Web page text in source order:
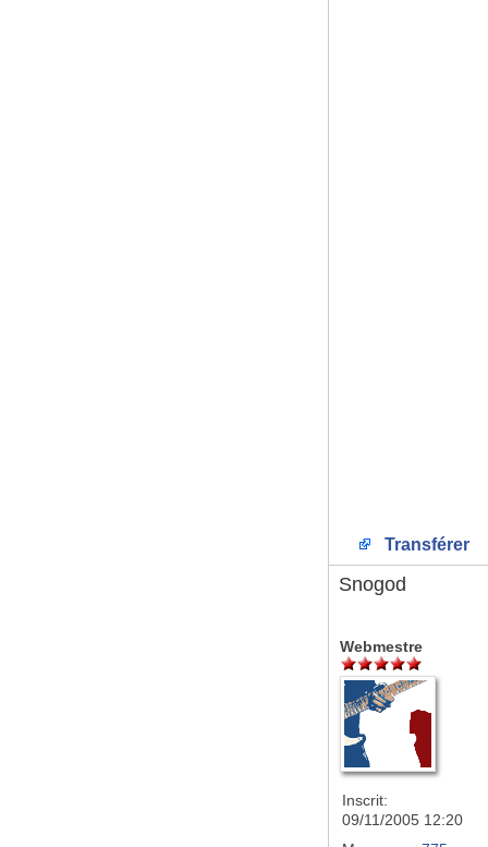
Transférer
Snogod
Webmestre
Inscrit:
09/11/2005 12:20